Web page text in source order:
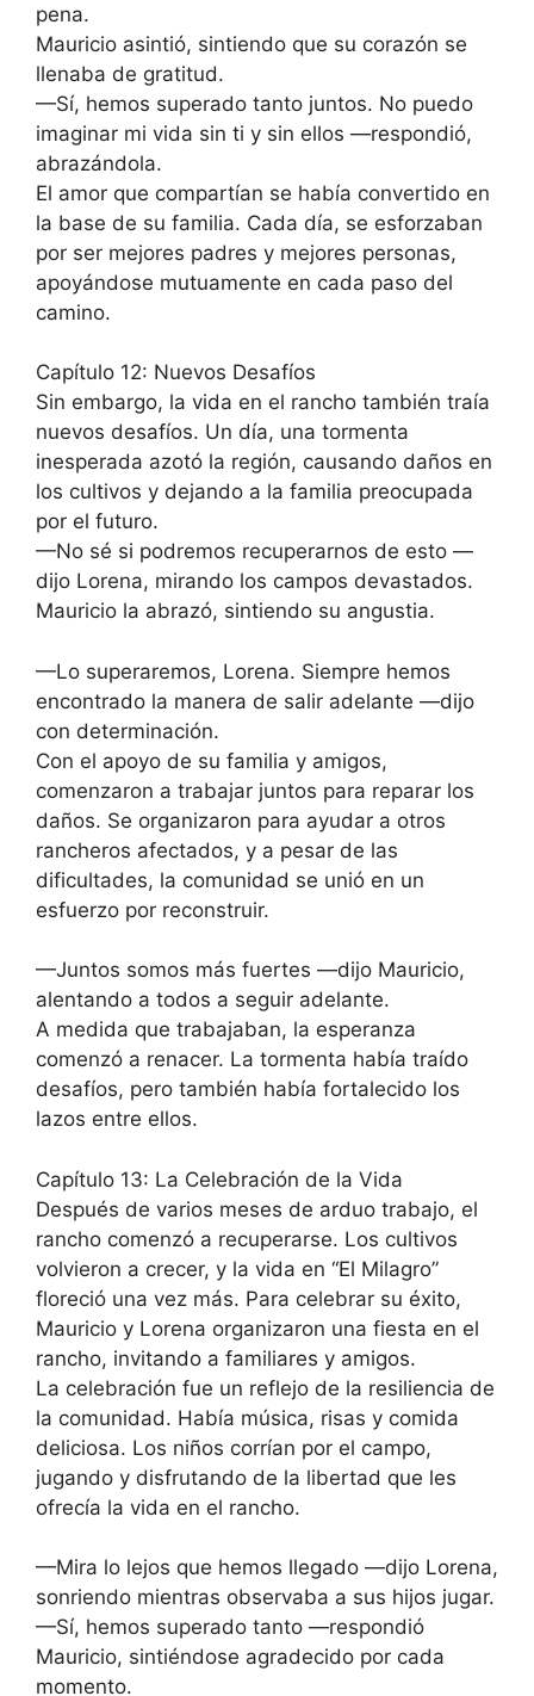
pena.
Mauricio asintió, sintiendo que su corazón se
llenaba de gratitud.
—Sí, hemos superado tanto juntos. No puedo
imaginar mi vida sin ti y sin ellos —respondió,
abrazándola.
El amor que compartían se había convertido en
la base de su familia. Cada día, se esforzaban
por ser mejores padres y mejores personas,
apoyándose mutuamente en cada paso del
camino.
Capítulo 12: Nuevos Desafíos
Sin embargo, la vida en el rancho también traía
nuevos desafíos. Un día, una tormenta
inesperada azotó la región, causando daños en
los cultivos y dejando a la familia preocupada
por el futuro.
—No sé si podremos recuperarnos de esto —
dijo Lorena, mirando los campos devastados.
Mauricio la abrazó, sintiendo su angustia.
—Lo superaremos, Lorena. Siempre hemos
encontrado la manera de salir adelante —dijo
con determinación.
Con el apoyo de su familia y amigos,
comenzaron a trabajar juntos para reparar los
daños. Se organizaron para ayudar a otros
rancheros afectados, y a pesar de las
dificultades, la comunidad se unió en un
esfuerzo por reconstruir.
—Juntos somos más fuertes —dijo Mauricio,
alentando a todos a seguir adelante.
A medida que trabajaban, la esperanza
comenzó a renacer. La tormenta había traído
desafíos, pero también había fortalecido los
lazos entre ellos.
Capítulo 13: La Celebración de la Vida
Después de varios meses de arduo trabajo, el
rancho comenzó a recuperarse. Los cultivos
volvieron a crecer, y la vida en “El Milagro”
floreció una vez más. Para celebrar su éxito,
Mauricio y Lorena organizaron una fiesta en el
rancho, invitando a familiares y amigos.
La celebración fue un reflejo de la resiliencia de
la comunidad. Había música, risas y comida
deliciosa. Los niños corrían por el campo,
jugando y disfrutando de la libertad que les
ofrecía la vida en el rancho.
—Mira lo lejos que hemos llegado —dijo Lorena,
sonriendo mientras observaba a sus hijos jugar.
—Sí, hemos superado tanto —respondió
Mauricio, sintiéndose agradecido por cada
momento.